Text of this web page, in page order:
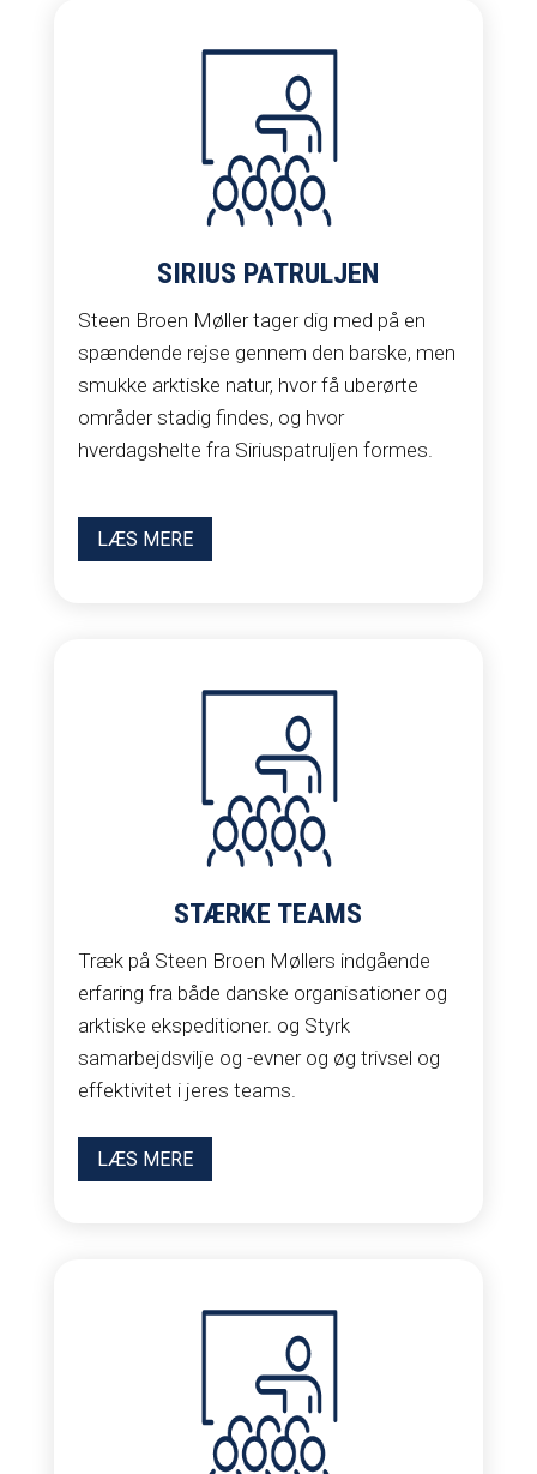
SIRIUS PATRULJEN
Steen Broen Møller tager dig med på en
spændende rejse gennem den barske, men
smukke arktiske natur, hvor få uberørte
områder stadig findes, og hvor
hverdagshelte fra Siriuspatruljen formes.
LÆS MERE
STÆRKE TEAMS
Træk på Steen Broen Møllers indgående
erfaring fra både danske organisationer og
arktiske ekspeditioner. og Styrk
samarbejdsvilje og -evner og øg trivsel og
effektivitet i jeres teams.
LÆS MERE